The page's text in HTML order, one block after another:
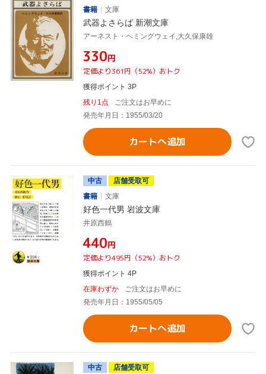
書籍
文庫
武器よさらば 新潮文庫
アーネスト・ヘミングウェイ,大久保康雄
¥330円
定価より361円（52%）おトク
獲得ポイント 3P
残り1点
ご注文はお早めに
発売年月日：1955/03/20
カートへ追加
中古
店舗受取可
書籍
文庫
好色一代男 岩波文庫
井原西鶴
¥440円
定価より495円（52%）おトク
獲得ポイント 4P
在庫わずか
ご注文はお早めに
発売年月日：1955/05/05
カートへ追加
中古
店舗受取可